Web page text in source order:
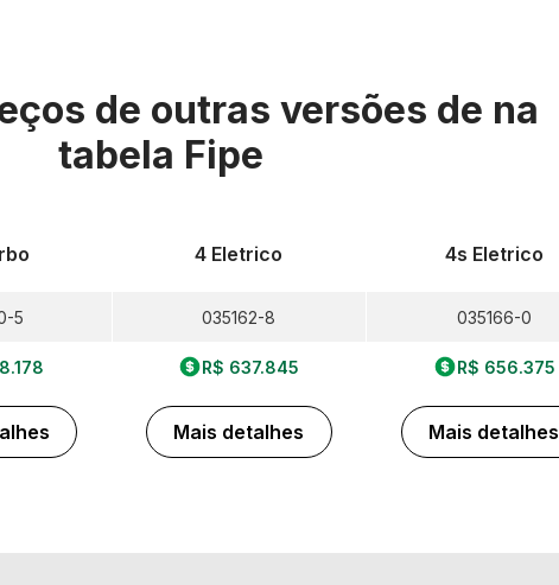
de outras versões de na
tabela Fipe
5
4 Eletrico
035162-8
R$ 637.845
Mais detalhes
4s Eletrico
035166-0
R$ 656.375
Mais detalhes